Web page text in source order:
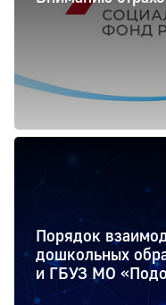
Порядок
дошкольных
и ГБУЗ МО